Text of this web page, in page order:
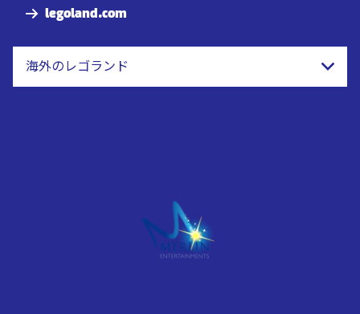
legoland.com
海外のレゴランド